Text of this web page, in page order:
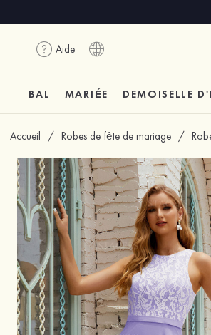
Aide
BAL MARIÉE DEMOISELLE
Accueil / Robes de fête de mariage /